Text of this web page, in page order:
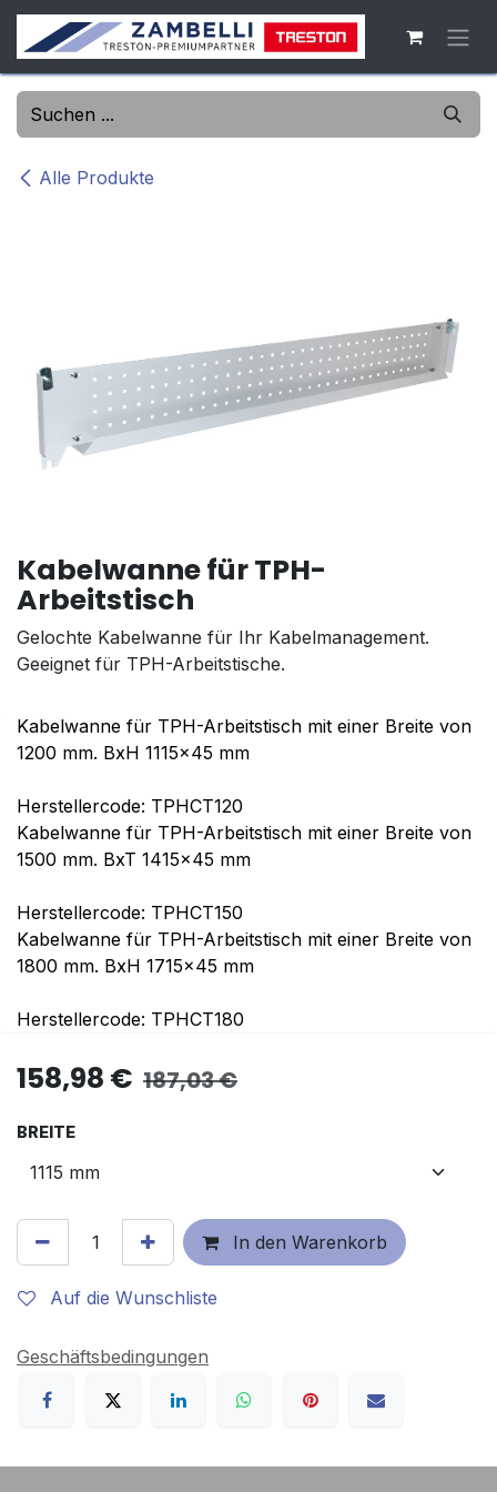
Zum Inhalt springen
Alle Produkte
Kabelwanne für TPH-
Arbeitstisch
Gelochte Kabelwanne für Ihr Kabelmanagement.
Geeignet für TPH-Arbeitstische.
Kabelwanne für TPH-Arbeitstisch mit einer Breite von
1200 mm. BxH 1115x45 mm
Herstellercode: TPHCT120
Kabelwanne für TPH-Arbeitstisch mit einer Breite von
1500 mm. BxT 1415x45 mm
Herstellercode: TPHCT150
Kabelwanne für TPH-Arbeitstisch mit einer Breite von
1800 mm. BxH 1715x45 mm
Herstellercode: TPHCT180
158,98 € 187,03€
BREITE
In den Warenkorb
Auf die Wunschliste
Geschäftsbedingungen